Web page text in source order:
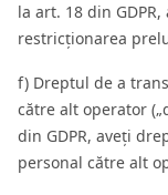
la art. 18 din
restricționarea
f) Dreptul de a
către alt operator
din GDPR, aveți
personal către alt